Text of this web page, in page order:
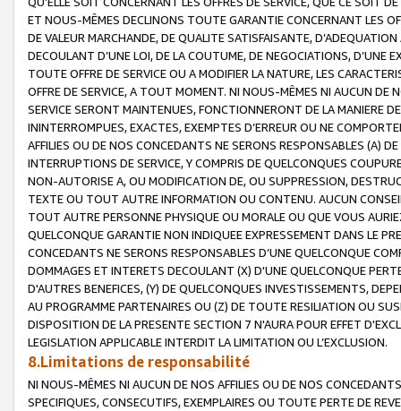
ET NOUS-MÊMES DECLINONS TOUTE GARANTIE CONCERNANT LES
DE VALEUR MARCHANDE, DE QUALITE SATISFAISANTE,
DECOULANT D’UNE LOI, DE LA COUTUME, DE NEGOCIATIONS, D’UNE
TOUTE OFFRE DE SERVICE OU A MODIFIER LA NATURE, LES
OFFRE DE SERVICE, A TOUT MOMENT. NI NOUS-MÊMES NI AUCUN DE
SERVICE SERONT MAINTENUES, FONCTIONNERONT DE LA MANIERE
ININTERROMPUES, EXACTES, EXEMPTES D’ERREUR OU NE
AFFILIES OU DE NOS CONCEDANTS NE SERONS RESPONSABLES (A)
INTERRUPTIONS DE SERVICE, Y COMPRIS DE QUELCONQUES
NON-AUTORISE A, OU MODIFICATION DE, OU SUPPRESSION,
TEXTE OU TOUT AUTRE INFORMATION OU CONTENU. AUCUN
TOUT AUTRE PERSONNE PHYSIQUE OU MORALE OU QUE VOUS
QUELCONQUE GARANTIE NON INDIQUEE EXPRESSEMENT DANS LE
CONCEDANTS NE SERONS RESPONSABLES D’UNE QUELCONQUE
DOMMAGES ET INTERETS DECOULANT (X) D'UNE QUELCONQUE
D'AUTRES BENEFICES, (Y) DE QUELCONQUES INVESTISSEMENTS,
AU PROGRAMME PARTENAIRES OU (Z) DE TOUTE RESILIATION OU
DISPOSITION DE LA PRESENTE SECTION 7 N'AURA POUR EFFET
LEGISLATION APPLICABLE INTERDIT LA LIMITATION OU L’EXCLUSION.
8.Limitations de responsabilité
NI NOUS-MÊMES NI AUCUN DE NOS AFFILIES OU DE NOS
SPECIFIQUES, CONSECUTIFS, EXEMPLAIRES OU TOUTE PERTE DE